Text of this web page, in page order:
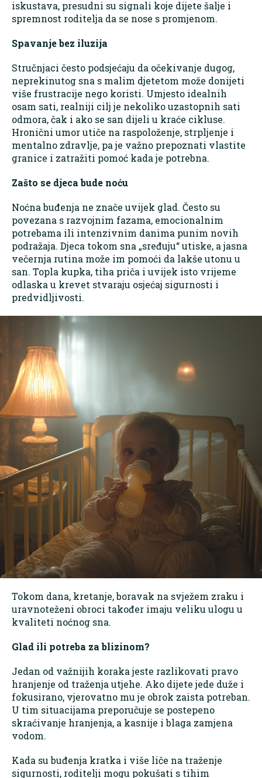
iskustava, presudni su signali koje dijete šalje i
spremnost roditelja da se nose s promjenom.
Spavanje bez iluzija
Stručnjaci često podsjećaju da očekivanje dugog,
neprekinutog sna s malim djetetom može donijeti
više frustracije nego koristi. Umjesto idealnih
osam sati, realniji cilj je nekoliko uzastopnih sati
odmora, čak i ako se san dijeli u kraće cikluse.
Hronični umor utiče na raspoloženje, strpljenje i
mentalno zdravlje, pa je važno prepoznati vlastite
granice i zatražiti pomoć kada je potrebna.
Zašto se djeca bude noću
Noćna buđenja ne znače uvijek glad. Često su
povezana s razvojnim fazama, emocionalnim
potrebama ili intenzivnim danima punim novih
podražaja. Djeca tokom sna „sređuju“ utiske, a jasna
večernja rutina može im pomoći da lakše utonu u
san. Topla kupka, tiha priča i uvijek isto vrijeme
odlaska u krevet stvaraju osjećaj sigurnosti i
predvidljivosti.
Tokom dana, kretanje, boravak na svježem zraku i
uravnoteženi obroci također imaju veliku ulogu u
kvaliteti noćnog sna.
Glad ili potreba za blizinom?
Jedan od važnijih koraka jeste razlikovati pravo
hranjenje od traženja utjehe. Ako dijete jede duže i
fokusirano, vjerovatno mu je obrok zaista potreban.
U tim situacijama preporučuje se postepeno
skraćivanje hranjenja, a kasnije i blaga zamjena
vodom.
Kada su buđenja kratka i više liče na traženje
sigurnosti, roditelji mogu pokušati s tihim